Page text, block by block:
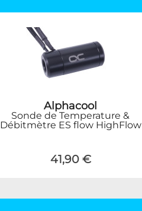
Alphacool
Sonde de Temperature &
Débitmètre ES flow HighFlow
41,90 €